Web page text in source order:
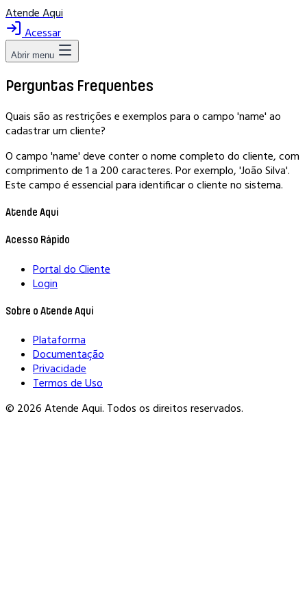
Atende Aqui
Acessar
Abrir menu
Perguntas Frequentes
Quais são as restrições e exemplos para o campo 'name' ao
cadastrar um cliente?
O campo 'name' deve conter o nome completo do cliente, com
comprimento de 1 a 200 caracteres. Por exemplo, 'João Silva'.
Este campo é essencial para identificar o cliente no sistema.
Atende Aqui
Acesso Rápido
Portal do Cliente
Login
Sobre o Atende Aqui
Plataforma
Documentação
Privacidade
Termos de Uso
© 2026 Atende Aqui. Todos os direitos reservados.